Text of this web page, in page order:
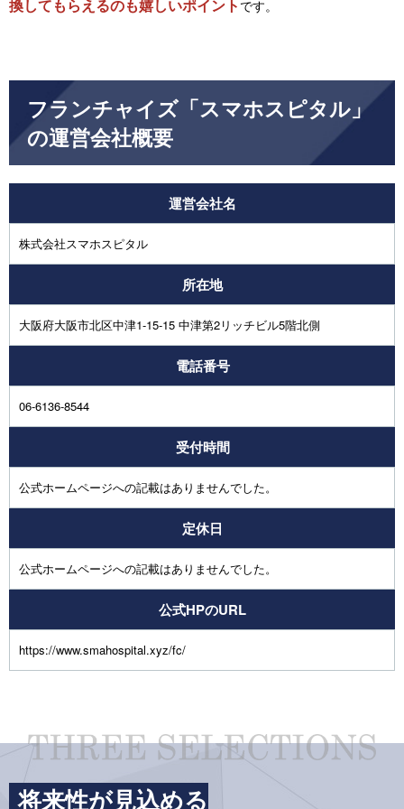
換してもらえるのも嬉しいポイント です。
フランチャイズ「スマホスピタル」
の運営会社概要
運営会社名
株式会社スマホスピタル
所在地
大阪府大阪市北区中津1-15-15 中津第2リッチビル5階北側
電話番号
06-6136-8544
受付時間
公式ホームページへの記載はありませんでした。
定休日
公式ホームページへの記載はありませんでした。
公式HPのURL
https://www.smahospital.xyz/fc/
将来性が見込める